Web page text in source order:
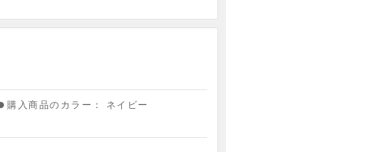
購入商品のカラー： ネイビー